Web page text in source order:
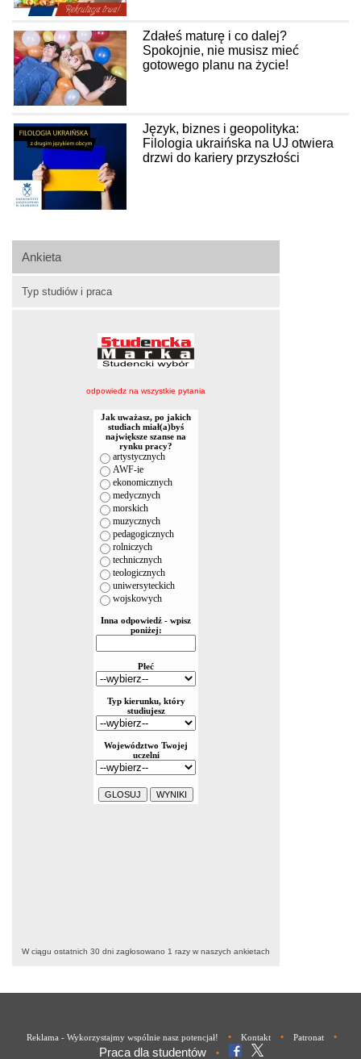
Ankieta
Typ studiów i praca
odpowiedz na wszystkie pytania
W ciągu ostatnich 30 dni zagłosowano 1 razy w naszych ankietach
Zdałeś maturę i co dalej?
Spokojnie, nie musisz mieć
gotowego planu na życie!
Język, biznes i geopolityka:
Filologia ukraińska na UJ otwiera
drzwi do kariery przyszłości
Reklama - Wykorzystajmy wspólnie nasz potencjał! • Kontakt • Patronat •
Praca dla studentów •